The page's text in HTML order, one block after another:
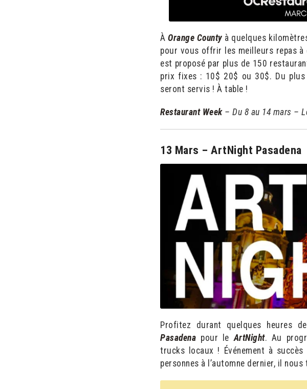
ÀOrange County à quelques
pour vous offrir les meilleurs repas à
est proposé par plus de 150
prix fixes : 10$ 20$ ou 30$. Du
seront servis ! À table !
Restaurant Week – Du 8 au 14 mars –
13 Mars – ArtNight Pasadena
Profitez durant quelques heures
Pasadena pour le ArtNight. Au
trucks locaux ! Événement à
personnes à l’automne dernier, il